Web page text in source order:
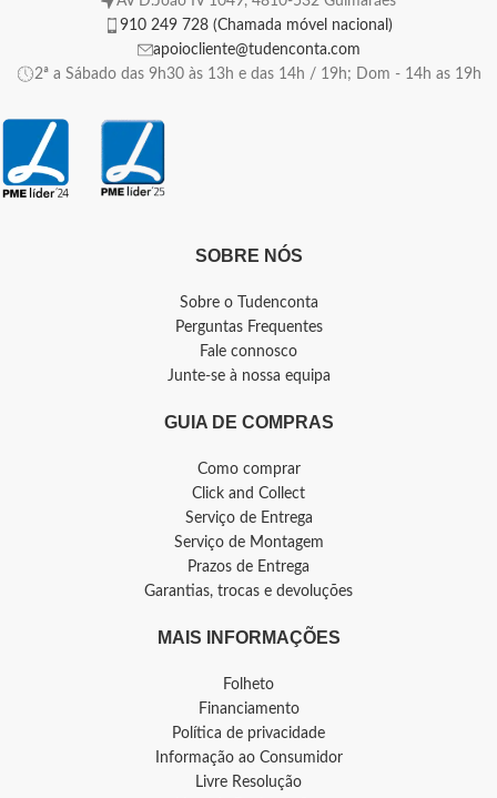
910 249 728 (Chamada móvel nacional)
apoiocliente@tudenconta.com
2ª a Sábado das 9h30 às 13h e das 14h / 19h; Dom - 14h as 19h
SOBRE NÓS
Sobre o Tudenconta
Perguntas Frequentes
Fale connosco
Junte-se à nossa equipa
GUIA DE COMPRAS
Como comprar
Click and Collect
Serviço de Entrega
Serviço de Montagem
Prazos de Entrega
Garantias, trocas e devoluções
MAIS INFORMAÇÕES
Folheto
Financiamento
Política de privacidade
Informação ao Consumidor
Livre Resolução